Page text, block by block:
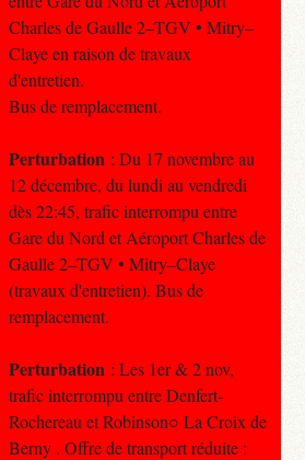
Charles de Gaulle 2–TGV • Mitry–
Claye en raison de travaux
d'entretien.
Bus de remplacement.
Perturbation : Du 17 novembre au
12 décembre, du lundi au vendredi
dès 22:45, trafic interrompu entre
Gare du Nord et Aéroport Charles de
Gaulle 2–TGV • Mitry–Claye
(travaux d'entretien). Bus de
remplacement.
Perturbation : Les 1er & 2 nov,
trafic interrompu entre Denfert-
Rochereau et Robinson○ La Croix de
Berny . Offre de transport réduite :